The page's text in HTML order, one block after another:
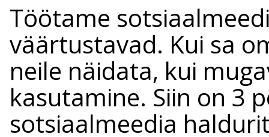
Töötame
väärtustavad. Kui sa
neile näidata, kui
kasutamine. Siin on 3
sotsiaalmeedia